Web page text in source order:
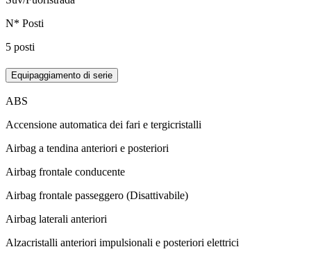
N* Posti
5 posti
Equipaggiamento di serie
ABS
Accensione automatica dei fari e tergicristalli
Airbag a tendina anteriori e posteriori
Airbag frontale conducente
Airbag frontale passeggero (Disattivabile)
Airbag laterali anteriori
Alzacristalli anteriori impulsionali e posteriori elettrici